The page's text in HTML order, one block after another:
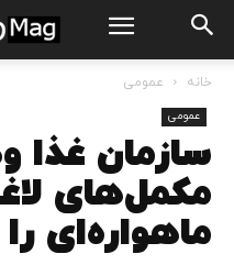
خانه عمومی
عمومی
سازمان غذا
مکمل‌های
ماهواره‌ای